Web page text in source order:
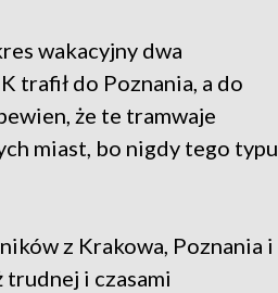
wakacyjny dwa
trafił do Poznania, a do
że te tramwaje
miast, bo nigdy tego typu
z Krakowa, Poznania i
trudnej i czasami